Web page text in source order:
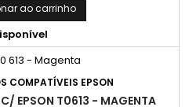
ao carrinho
COMPATÍVEIS EPSON
EPSON T0613 - MAGENTA